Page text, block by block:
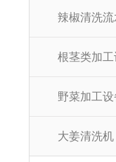
辣椒清洗
根茎类加工
野菜加工设
大姜清洗机